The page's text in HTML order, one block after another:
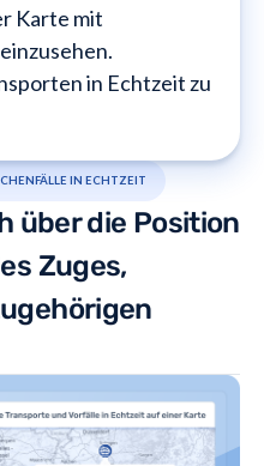
Karte mit
in Echtzeit zu
IN ECHTZEIT
über die Position
Zuges,